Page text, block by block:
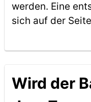
werden. Eine
sich auf der
Wird der